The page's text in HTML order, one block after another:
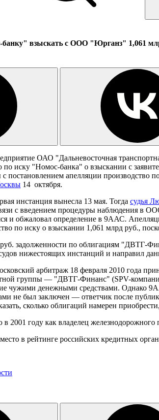
взыскать с ООО "Юрганз" 1,061
ОАО "Дальневосточная
по иску "Номос-банка" о взыскании с
с постановлением апелляции
14 октября.
инстанция вынесла 13 мая. Тогда судья
с введением процедуры наблюдения в
и обжаловал определение в 9ААС.
по иску о взыскании 1,061 млрд руб.,
задолженности по облигациям "ДВТГ-
нижестоящих инстанций и направил
арбитраж 18 февраля 2010 года
группы — "ДВТГ-Финанс" (SPV-
чужими денежными средствами. Однако
не был заключен — ответчик после
сколько облигаций намерен
году как владелец железнодорожного
в рейтинге российских кредитных